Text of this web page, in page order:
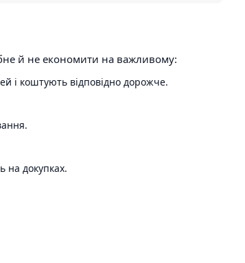
й не економити на важливому:
і коштують відповідно дорожче.
на докупках.